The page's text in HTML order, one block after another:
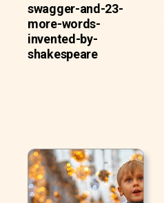
swagger-and-23-
more-words-
invented-by-
shakespeare